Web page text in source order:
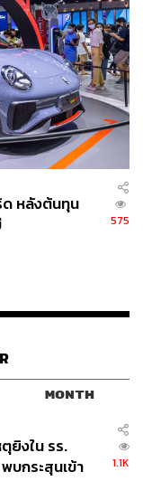
ด หลังต้นทุน
575
MONTH
ยิงใน รร.
บกระสุนเข้า
1.1K